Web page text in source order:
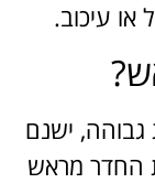
עיכוב.
גבוהה, ישנם
החדר מראש